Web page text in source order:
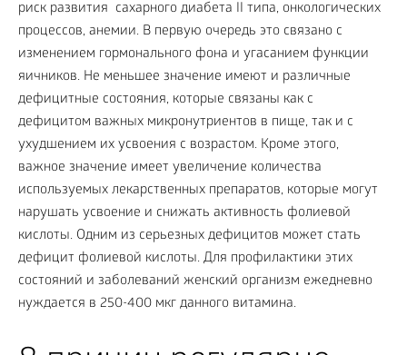
риск развития сахарного диабета II типа, онкологических
процессов, анемии. В первую очередь это связано с
изменением гормонального фона и угасанием функции
яичников. Не меньшее значение имеют и различные
дефицитные состояния, которые связаны как с
дефицитом важных микронутриентов в пище, так и с
ухудшением их усвоения с возрастом. Кроме этого,
важное значение имеет увеличение количества
используемых лекарственных препаратов, которые могут
нарушать усвоение и снижать активность фолиевой
кислоты. Одним из серьезных дефицитов может стать
дефицит фолиевой кислоты. Для профилактики этих
состояний и заболеваний женский организм ежедневно
нуждается в 250-400 мкг данного витамина.